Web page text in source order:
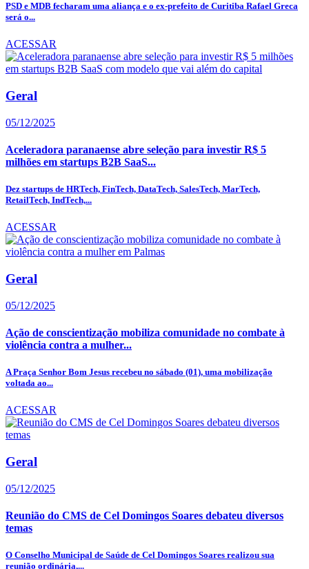
PSD e MDB fecharam uma aliança e o ex-prefeito de Curitiba Rafael Greca
será o...
ACESSAR
Geral
05/12/2025
Aceleradora paranaense abre seleção para investir R$ 5
milhões em startups B2B SaaS...
Dez startups de HRTech, FinTech, DataTech, SalesTech, MarTech,
RetailTech, IndTech,...
ACESSAR
Geral
05/12/2025
Ação de conscientização mobiliza comunidade no combate à
violência contra a mulher...
A Praça Senhor Bom Jesus recebeu no sábado (01), uma mobilização
voltada ao...
ACESSAR
Geral
05/12/2025
Reunião do CMS de Cel Domingos Soares debateu diversos
temas
O Conselho Municipal de Saúde de Cel Domingos Soares realizou sua
reunião ordinária,...